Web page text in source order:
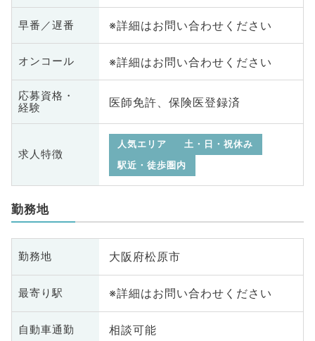
早番／遅番 ※詳細はお問い合わせください
オンコール ※詳細はお問い合わせください
応募資格・
経験
医師免許、保険医登録済
求人特徴
人気エリア
土・日・祝休み
駅近・徒歩圏内
勤務地
勤務地 大阪府松原市
最寄り駅 ※詳細はお問い合わせください
自動車通勤 相談可能